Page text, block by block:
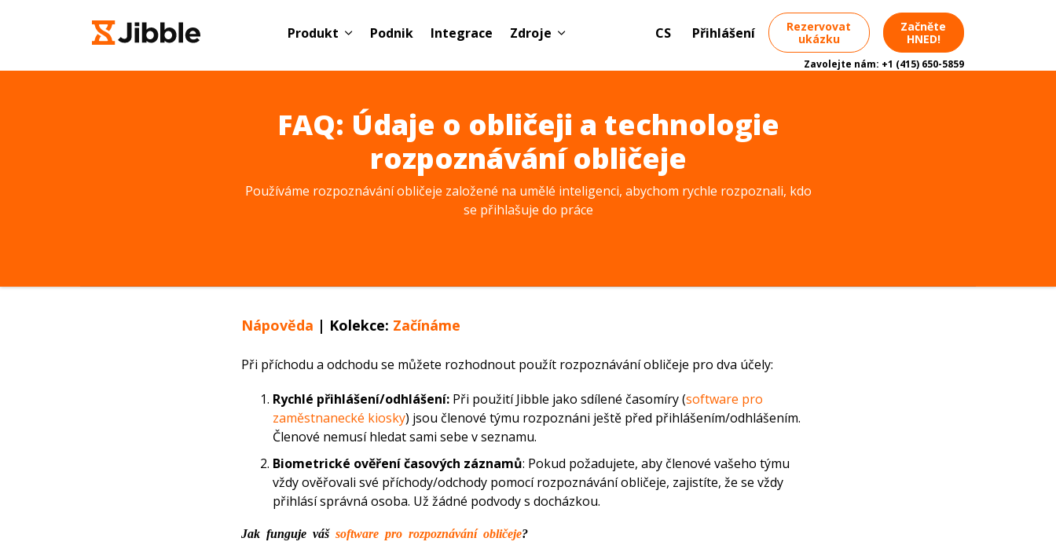
Produkt Podnik Integrace Zdroje CS Přihlášení
Rezervovat
ukázku
Začněte
HNED!
Zavolejte nám: +1 (415) 650-5859
FAQ: Údaje o obličeji a technologie
rozpoznávání obličeje
Používáme rozpoznávání obličeje založené na umělé inteligenci, abychom rychle rozpoznali, kdo
se přihlašuje do práce
Nápověda | Kolekce: Začínáme
Při příchodu a odchodu se můžete rozhodnout použít rozpoznávání obličeje pro dva účely:
Rychlé přihlášení/odhlášení: Při použití Jibble jako sdílené časomíry (software pro
zaměstnanecké kiosky) jsou členové týmu rozpoznáni ještě před přihlášením/odhlášením.
Členové nemusí hledat sami sebe v seznamu.
Biometrické ověření časových záznamů: Pokud požadujete, aby členové vašeho týmu
vždy ověřovali své příchody/odchody pomocí rozpoznávání obličeje, zajistíte, že se vždy
přihlásí správná osoba. Už žádné podvody s docházkou.
Jak funguje váš software pro rozpoznávání obličeje?